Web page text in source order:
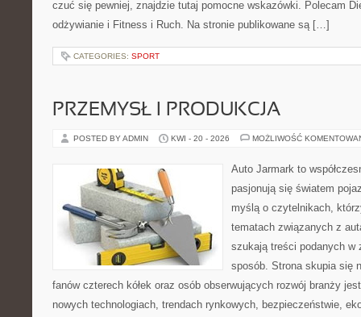
czuć się pewniej, znajdzie tutaj pomocne wskazówki. Polecam
odżywianie i Fitness i Ruch. Na stronie publikowane są […]
CATEGORIES: SPORT
PRZEMYSŁ I PRODUKCJA
POSTED BY ADMIN KWI - 20 - 2026 MOŻLIWOŚĆ
Auto Jarmark to
pasjonują się światem
myślą o czytelnikach,
tematach związanych z
szukają treści podanych w
sposób. Strona skupia się
fanów czterech kółek oraz osób obserwujących rozwój branży
nowych technologiach, trendach rynkowych, bezpieczeństwie,